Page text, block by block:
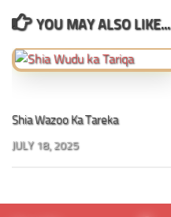
YOU MAY ALSO LIKE...
Shia Wazoo Ka Tareka
JULY 18, 2025